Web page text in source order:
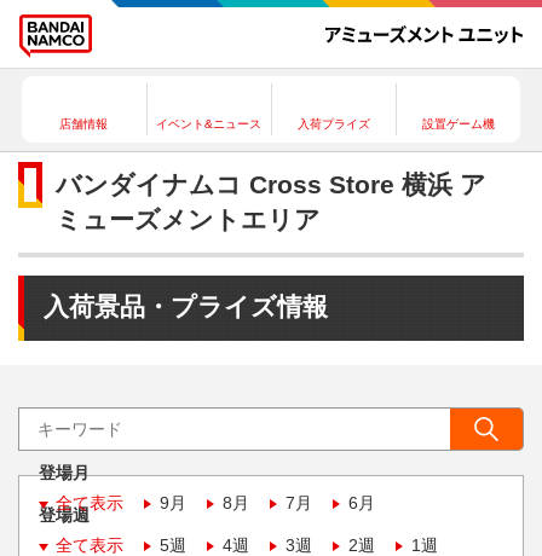
店舗情報 イベント&ニュース 入荷プライズ 設置ゲーム機
バンダイナムコ Cross Store 横浜 ア
ミューズメントエリア
入荷景品・プライズ情報
登場月
全て表示
9月 8月 7月 6月
登場週
全て表示
5週 4週 3週 2週 1週